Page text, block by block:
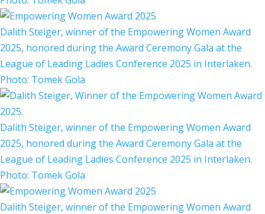
Dalith Steiger, winner of the Empowering Women Award
2025, honored during the Award Ceremony Gala at the
League of Leading Ladies Conference 2025 in Interlaken.
Photo: Tomek Gola
Dalith Steiger, winner of the Empowering Women Award
2025, honored during the Award Ceremony Gala at the
League of Leading Ladies Conference 2025 in Interlaken.
Photo: Tomek Gola
Dalith Steiger, winner of the Empowering Women Award